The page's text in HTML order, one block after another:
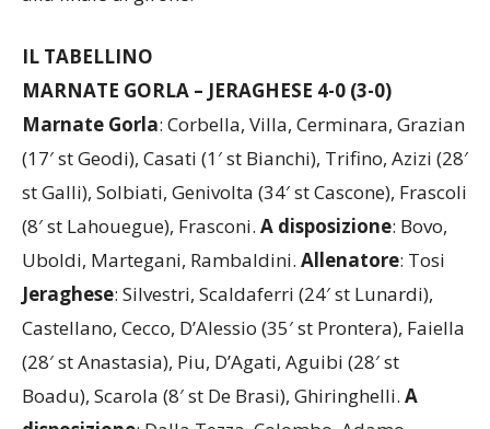
alla finale di girone.
MARNATE GORLA – JERAGHESE 4-0 (3-0)
st Galli), Solbiati, Genivolta (34′ st Cascone), Frascoli
(8′ st Lahouegue), Frasconi.
A disposizione
Uboldi, Martegani, Rambaldini.
Jeraghese
(28′ st Anastasia), Piu, D’Agati, Aguibi (28′ st
Boadu), Scarola (8′ st De Brasi), Ghiringhelli.